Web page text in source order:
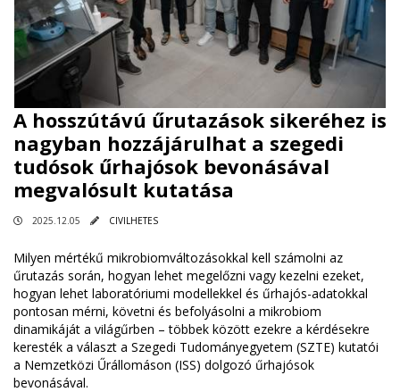
A hosszútávú űrutazások sikeréhez is
nagyban hozzájárulhat a szegedi
tudósok űrhajósok bevonásával
megvalósult kutatása
2025.12.05 CIVILHETES
Milyen mértékű mikrobiomváltozásokkal kell számolni az
űrutazás során, hogyan lehet megelőzni vagy kezelni ezeket,
hogyan lehet laboratóriumi modellekkel és űrhajós-adatokkal
pontosan mérni, követni és befolyásolni a mikrobiom
dinamikáját a világűrben – többek között ezekre a kérdésekre
keresték a választ a Szegedi Tudományegyetem (SZTE) kutatói
a Nemzetközi Űrállomáson (ISS) dolgozó űrhajósok
bevonásával.